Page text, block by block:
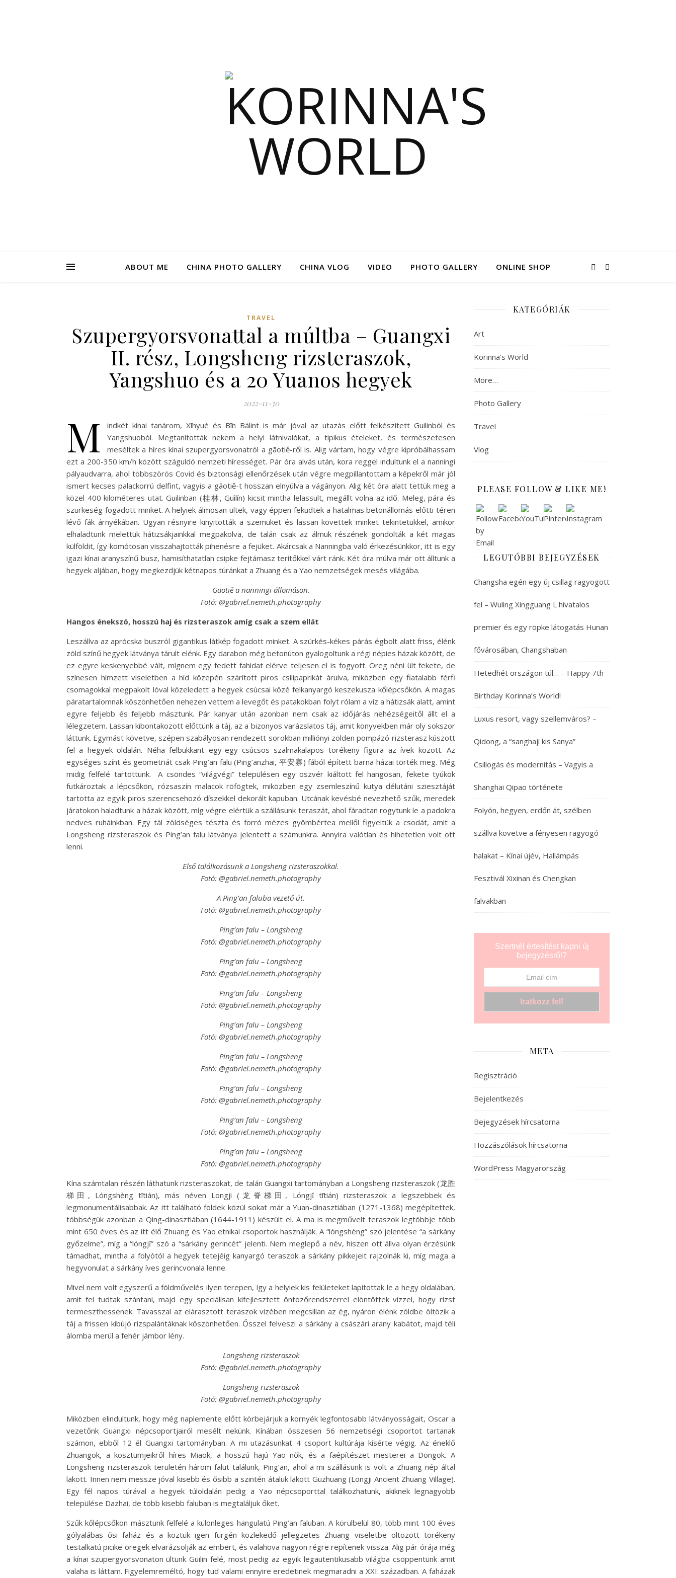
ABOUT ME CHINA PHOTO GALLERY CHINA VLOG VIDEO PHOTO GALLERY ONLINE SHOP
TRAVEL
Szupergyorsvonattal a múltba – Guangxi
II. rész, Longsheng rizsteraszok,
Yangshuo és a 20 Yuanos hegyek
2022-11-30
M
indkét kínai tanárom, Xīnyuè és Bīn Bálint is már jóval az utazás előtt felkészített Guilinból és
Yangshuoból. Megtanították nekem a helyi látnivalókat, a tipikus ételeket, és természetesen
meséltek a híres kínai szupergyorsvonatról a gāotiě-ről is. Alig vártam, hogy végre kipróbálhassam
ezt a 200-350 km/h között száguldó nemzeti hírességet. Pár óra alvás után, kora reggel indultunk el a nanningi
pályaudvarra, ahol többszörös Covid és biztonsági ellenőrzések után végre megpillantottam a képekről már jól
ismert kecses palackorrú delfint, vagyis a gāotiě-t hosszan elnyúlva a vágányon. Alig két óra alatt tettük meg a
közel 400 kilométeres utat. Guilinban (桂林, Guìlín) kicsit mintha lelassult, megállt volna az idő. Meleg, pára és
szürkeség fogadott minket. A helyiek álmosan ültek, vagy éppen feküdtek a hatalmas betonállomás előtti téren
lévő fák árnyékában. Ugyan résnyire kinyitották a szemüket és lassan követtek minket tekintetükkel, amikor
elhaladtunk melettük hátizsákjainkkal megpakolva, de talán csak az álmuk részének gondolták a két magas
külföldit, így komótosan visszahajtották pihenésre a fejüket. Akárcsak a Nanningba való érkezésünkkor, itt is egy
igazi kínai aranyszínű busz, hamisíthatatlan csipke fejtámasz terítőkkel várt ránk. Két óra múlva már ott álltunk a
hegyek aljában, hogy megkezdjük kétnapos túránkat a Zhuang és a Yao nemzetségek mesés világába.
Gāotiě a nanningi állomáson.
Fotó: @gabriel.nemeth.photography
Hangos énekszó, hosszú haj és rizsteraszok amíg csak a szem ellát
Leszállva az aprócska buszról gigantikus látkép fogadott minket. A szürkés-kékes párás égbolt alatt friss, élénk
zöld színű hegyek látványa tárult elénk. Egy darabon még betonúton gyalogoltunk a régi népies házak között, de
ez egyre keskenyebbé vált, mígnem egy fedett fahidat elérve teljesen el is fogyott. Öreg néni ült fekete, de
színesen hímzett viseletben a híd közepén szárított piros csilipaprikát árulva, miközben egy fiatalabb férfi
csomagokkal megpakolt lóval közeledett a hegyek csúcsai közé felkanyargó keszekusza kőlépcsőkön. A magas
páratartalomnak köszönhetően nehezen vettem a levegőt és patakokban folyt rólam a víz a hátizsák alatt, amint
egyre feljebb és feljebb másztunk. Pár kanyar után azonban nem csak az időjárás nehézségeitől állt el a
lélegzetem. Lassan kibontakozott előttünk a táj, az a bizonyos varázslatos táj, amit könyvekben már oly sokszor
láttunk. Egymást követve, szépen szabályosan rendezett sorokban milliónyi zölden pompázó rizsterasz kúszott
fel a hegyek oldalán. Néha felbukkant egy-egy csúcsos szalmakalapos törékeny figura az ívek között. Az
egységes színt és geometriát csak Ping’an falu (Ping’anzhai, 平安寨) fából épített barna házai törték meg. Még
midig felfelé tartottunk. A csöndes “világvégi” településen egy öszvér kiáltott fel hangosan, fekete tyúkok
futkároztak a lépcsőkön, rózsaszín malacok röfögtek, miközben egy zsemleszínű kutya délutáni sziesztáját
tartotta az egyik piros szerencsehozó díszekkel dekorált kapuban. Utcának kevésbé nevezhető szűk, meredek
járatokon haladtunk a házak között, míg végre elértük a szállásunk teraszát, ahol fáradtan rogytunk le a padokra
nedves ruháinkban. Egy tál zöldséges tészta és forró mézes gyömbértea mellől figyeltük a csodát, amit a
Longsheng rizsteraszok és Ping’an falu látványa jelentett a számunkra. Annyira valótlan és hihetetlen volt ott
lenni.
Első találkozásunk a Longsheng rizsteraszokkal.
Fotó: @gabriel.nemeth.photography
A Ping’an faluba vezető út.
Fotó: @gabriel.nemeth.photography
Ping’an falu – Longsheng
Fotó: @gabriel.nemeth.photography
Ping’an falu – Longsheng
Fotó: @gabriel.nemeth.photography
Ping’an falu – Longsheng
Fotó: @gabriel.nemeth.photography
Ping’an falu – Longsheng
Fotó: @gabriel.nemeth.photography
Ping’an falu – Longsheng
Fotó: @gabriel.nemeth.photography
Ping’an falu – Longsheng
Fotó: @gabriel.nemeth.photography
Ping’an falu – Longsheng
Fotó: @gabriel.nemeth.photography
Ping’an falu – Longsheng
Fotó: @gabriel.nemeth.photography
Kína számtalan részén láthatunk rizsteraszokat, de talán Guangxi tartományban a Longsheng rizsteraszok (龙胜
梯田, Lóngshèng tītián), más néven Longji (龙脊梯田, Lóngjǐ tītián) rizsteraszok a legszebbek és
legmonumentálisabbak. Az itt található földek közül sokat már a Yuan-dinasztiában (1271-1368) megépítettek,
többségük azonban a Qing-dinasztiában (1644-1911) készült el. A ma is megművelt teraszok legtöbbje több
mint 650 éves és az itt élő Zhuang és Yao etnikai csoportok használják. A “lóngshèng” szó jelentése “a sárkány
győzelme”, míg a “lóngjǐ” szó a “sárkány gerincét” jelenti. Nem meglepő a név, hiszen ott állva olyan érzésünk
támadhat, mintha a folyótól a hegyek tetejéig kanyargó teraszok a sárkány pikkejeit rajzolnák ki, míg maga a
hegyvonulat a sárkány íves gerincvonala lenne.
Mivel nem volt egyszerű a földművelés ilyen terepen, így a helyiek kis felületeket lapítottak le a hegy oldalában,
amit fel tudtak szántani, majd egy speciálisan kifejlesztett öntözőrendszerrel elöntöttek vízzel, hogy rizst
termeszthessenek. Tavasszal az elárasztott teraszok vizében megcsillan az ég, nyáron élénk zöldbe öltözik a
táj a frissen kibújó rizspalántáknak köszönhetően. Ősszel felveszi a sárkány a császári arany kabátot, majd téli
álomba merül a fehér jámbor lény.
Longsheng rizsteraszok
Fotó: @gabriel.nemeth.photography
Longsheng rizsteraszok
Fotó: @gabriel.nemeth.photography
Miközben elindultunk, hogy még naplemente előtt körbejárjuk a környék legfontosabb látványosságait, Oscar a
vezetőnk Guangxi népcsoportjairól mesélt nekünk. Kínában összesen 56 nemzetiségi csoportot tartanak
számon, ebből 12 él Guangxi tartományban. A mi utazásunkat 4 csoport kultúrája kísérte végig. Az éneklő
Zhuangok, a kosztümjeikről híres Miaok, a hosszú hajú Yao nők, és a faépítészet mesterei a Dongok. A
Longsheng rizsteraszok területén három falut találunk, Ping’an, ahol a mi szállásunk is volt a Zhuang nép által
lakott. Innen nem messze jóval kisebb és ősibb a szintén átaluk lakott Guzhuang (Longji Ancient Zhuang Village).
Egy fél napos túrával a hegyek túloldalán pedig a Yao népcsoporttal találkozhatunk, akiknek legnagyobb
települése Dazhai, de több kisebb faluban is megtaláljuk őket.
Szűk kőlépcsőkön másztunk felfelé a különleges hangulatú Ping’an faluban. A körülbelül 80, több mint 100 éves
gólyalábas ősi faház és a köztük igen fürgén közlekedő jellegzetes Zhuang viseletbe öltözött törékeny
testalkatú picike öregek elvarázsolják az embert, és valahova nagyon régre repítenek vissza. Alig pár órája még
a kínai szupergyorsvonaton ültünk Guilin felé, most pedig az egyik legautentikusabb világba csöppentünk amit
valaha is láttam. Figyelemreméltó, hogy tud valami ennyire eredetinek megmaradni a XXI. században. A faházak
KATEGÓRIÁK
Art
Korinna's World
More…
Photo Gallery
Travel
Vlog
PLEASE FOLLOW & LIKE ME!
LEGUTÓBBI BEJEGYZÉSEK
Changsha egén egy új csillag ragyogott
fel – Wuling Xingguang L hivatalos
premier és egy röpke látogatás Hunan
fővárosában, Changshaban
Hetedhét országon túl… – Happy 7th
Birthday Korinna’s World!
Luxus resort, vagy szellemváros? –
Qidong, a “sanghaji kis Sanya”
Csillogás és modernitás – Vagyis a
Shanghai Qipao története
Folyón, hegyen, erdőn át, szélben
szállva követve a fényesen ragyogó
halakat – Kínai újév, Hallámpás
Fesztivál Xixinan és Chengkan
falvakban
Szertnél értesítést kapni új
bejegyzésről?
META
Regisztráció
Bejelentkezés
Bejegyzések hírcsatorna
Hozzászólások hírcsatorna
WordPress Magyarország